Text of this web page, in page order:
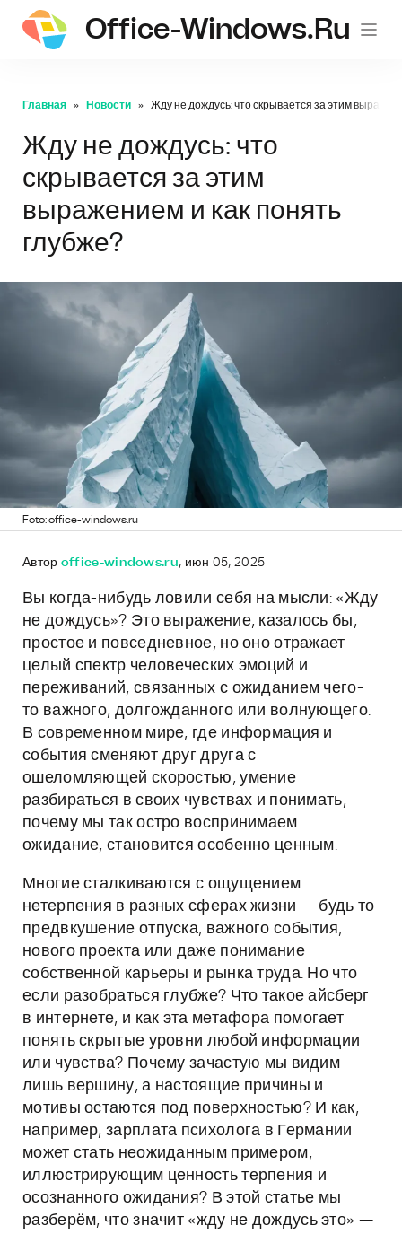
Office-Windows.ru
Главная Новости Жду не дождусь: что скрывается за этим
Жду не дождусь: что
скрывается за этим
выражением и как понять
глубже?
Foto: office-windows.ru
Автор office-windows.ru, июн 05, 2025
Вы когда-нибудь ловили себя на мысли: «Жду
не дождусь»? Это выражение, казалось бы,
простое и повседневное, но оно отражает
целый спектр человеческих эмоций и
переживаний, связанных с ожиданием чего-
то важного, долгожданного или волнующего.
В современном мире, где информация и
события сменяют друг друга с
ошеломляющей скоростью, умение
разбираться в своих чувствах и понимать,
почему мы так остро воспринимаем
ожидание, становится особенно ценным.
Многие сталкиваются с ощущением
нетерпения в разных сферах жизни — будь то
предвкушение отпуска, важного события,
нового проекта или даже понимание
собственной карьеры и рынка труда. Но что
если разобраться глубже? Что такое айсберг
в интернете, и как эта метафора помогает
понять скрытые уровни любой информации
или чувства? Почему зачастую мы видим
лишь вершину, а настоящие причины и
мотивы остаются под поверхностью? И как,
например, зарплата психолога в Германии
может стать неожиданным примером,
иллюстрирующим ценность терпения и
осознанного ожидания? В этой статье мы
разберём, что значит «жду не дождусь это» —